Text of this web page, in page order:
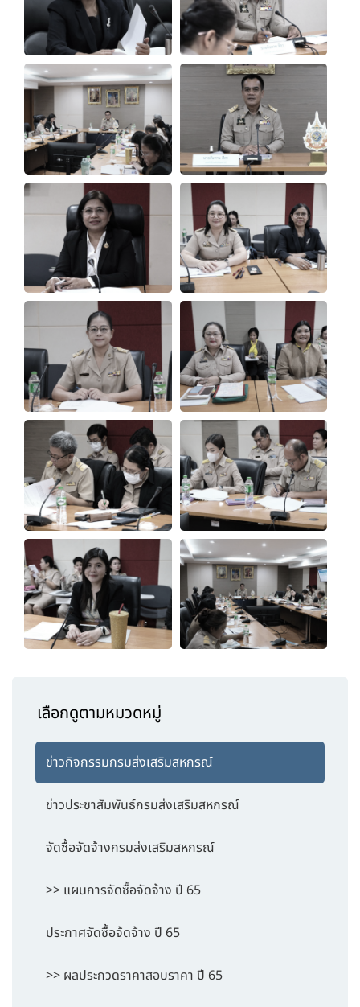
เลือกดูตามหมวดหมู่
ข่าวกิจกรรมกรมส่งเสริมสหกรณ์
ข่าวประชาสัมพันธ์กรมส่งเสริมสหกรณ์
จัดซื้อจัดจ้างกรมส่งเสริมสหกรณ์
>> แผนการจัดซื้อจัดจ้าง ปี 65
ประกาศจัดซื้อจ้ดจ้าง ปี 65
>> ผลประกวดราคาสอบราคา ปี 65